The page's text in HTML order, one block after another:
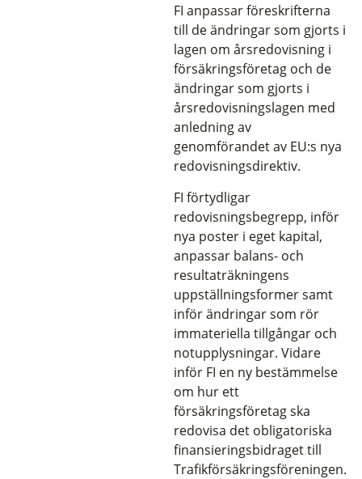
FI anpassar föreskrifterna
till de ändringar som gjorts i
lagen om årsredovisning i
försäkringsföretag och de
ändringar som gjorts i
årsredovisningslagen med
anledning av
genomförandet av EU:s nya
redovisningsdirektiv.
FI förtydligar
redovisningsbegrepp, inför
nya poster i eget kapital,
anpassar balans- och
resultaträkningens
uppställningsformer samt
inför ändringar som rör
immateriella tillgångar och
notupplysningar. Vidare
inför FI en ny bestämmelse
om hur ett
försäkringsföretag ska
redovisa det obligatoriska
finansieringsbidraget till
Trafikförsäkringsföreningen.